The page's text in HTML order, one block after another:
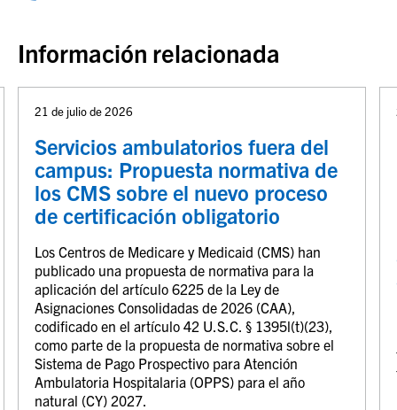
Información relacionada
21 de julio de 2026
Servicios ambulatorios fuera del
campus: Propuesta normativa de
los CMS sobre el nuevo proceso
de certificación obligatorio
Los Centros de Medicare y Medicaid (CMS) han
publicado una propuesta de normativa para la
aplicación del artículo 6225 de la Ley de
Asignaciones Consolidadas de 2026 (CAA),
codificado en el artículo 42 U.S.C. § 1395l(t)(23),
como parte de la propuesta de normativa sobre el
Sistema de Pago Prospectivo para Atención
Ambulatoria Hospitalaria (OPPS) para el año
natural (CY) 2027.